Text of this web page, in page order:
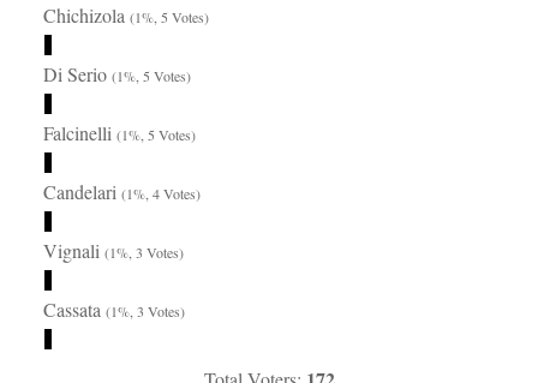
Chichizola(1%, 5 Votes)
Di Serio(1%, 5 Votes)
Falcinelli(1%, 5 Votes)
Candelari(1%, 4 Votes)
Vignali(1%, 3 Votes)
Cassata(1%, 3 Votes)